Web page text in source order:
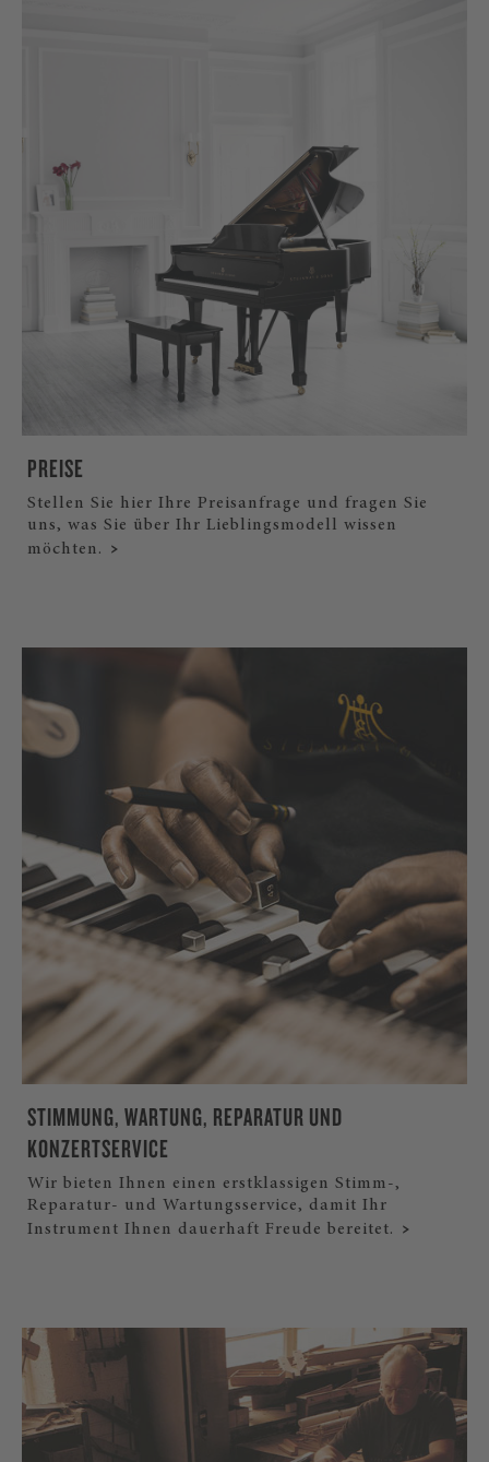
PREISE
Stellen Sie hier Ihre Preisanfrage und fragen Sie
uns, was Sie über Ihr Lieblingsmodell wissen
möchten.
STIMMUNG, WARTUNG, REPARATUR UND
KONZERTSERVICE
Wir bieten Ihnen einen erstklassigen Stimm-,
Reparatur- und Wartungsservice, damit Ihr
Instrument Ihnen dauerhaft Freude bereitet.